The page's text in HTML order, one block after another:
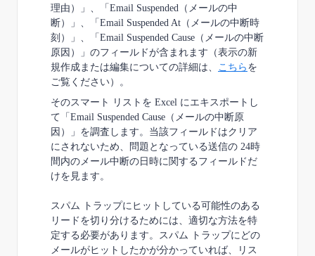
理由）」、「 Email Suspended （メールの中
断）」、「 Email Suspended At （メールの中断時
刻）」、「 Email Suspended Cause （メールの中断
原因）」のフィールドが含まれます（表示の新
規作成または編集についての詳細は、 こちら を
ご覧ください）。
そのスマート リストを Excel にエキスポートし
て「 Email Suspended Cause （メールの中断原
因）」を調査します。当該フィールドはクリア
にされないため、問題となっている送信の 24時
間内のメール中断の日時に関するフィールドだ
けを見ます。
スパム
トラップにヒットしている可能性のある
リードを切り分けるためには、適切な方法を特
定する必要があります。スパム トラップにどの
メールがヒットしたかが分かっていれば、
リス